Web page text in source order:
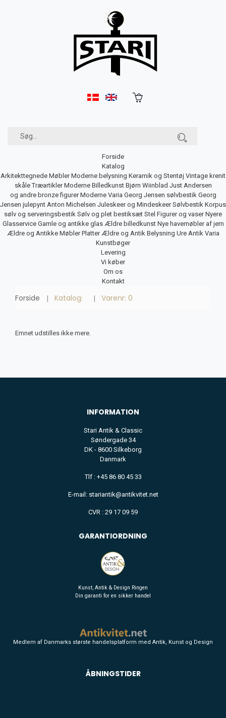
Forside
Katalog
Arkitekttegnede Møbler Moderne belysning Keramik og Stentøj Vintage krenit
skåle Træartikler Moderne Billedkunst Bjørn Wiinblad Just Andersen
og andre bronze figurer Moderne Varia Georg Jensen sølvbestik Georg
Jensen julepynt Anton Michelsen Juleskeer og Mindeskeer Sølvbestik Korpus
sølv og serveringsbestik Sølv og plet bestiksæt Stel Figurer og vaser Nyere
Glasservice Gamle og antikke glas Ældre billedkunst Nye havemøbler af jern
Ældre og Antikke Møbler Platter Ældre og Antik Belysning Ure Antik Varia
Kunstbøger
Levering
Vi køber
Om os
Kontakt
Forside Katalog: Varenr: 0
Emnet udstilles ikke mere.
INFORMATION
Stari Antik & Classic
Søndergade 34
DK - 8600 Silkeborg
Danmark
Tlf : +45 86 80 45 33
E-mail: stariantik@antikvitet.net
CVR : 29 17 09 59
GARANTIORDNING
Kunst, Antik & Design Ringen
Din garanti for en sikker handel
Medlem af Danmarks største handelsplatform med Antik, Kunst og Design
ÅBNINGSTIDER